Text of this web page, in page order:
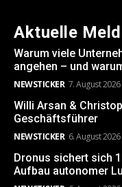
Aktuelle
Warum viele
angehen – und
NEWSTICKER 7. August 2026
Willi Arsan &
Geschäftsführer
NEWSTICKER 6. August 2026
Dronus sichert sich
Aufbau autonomer